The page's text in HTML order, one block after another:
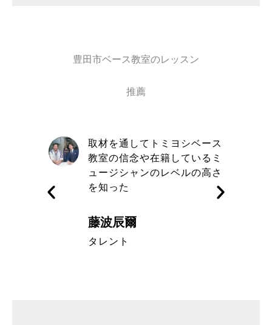
豊田市ベース教室のレッスン
推薦
取材を通してトミヨシベース
教室の信念や在籍しているミ
ュージシャンのレベルの高さ
を知った
藤波辰爾
タレント